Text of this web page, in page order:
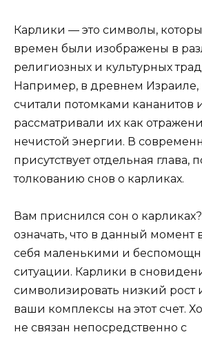
Карлики — это символы,
времен были изображены в
религиозных и культурных
Например, в древнем Израиле,
считали потомками кананитов
рассматривали их как
нечистой энергии. В
присутствует отдельная глава,
толкованию снов о карликах.
Вам приснился сон о
означать, что в данный момент
себя маленькими и
ситуации. Карлики в
символизировать низкий рост
ваши комплексы на этот счет.
не связан непосредственно с